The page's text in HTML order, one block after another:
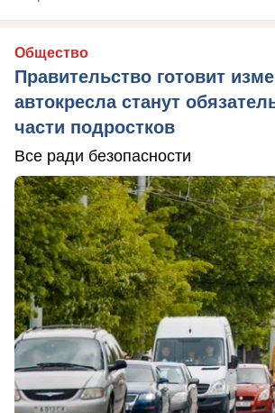
Общество
Правительство готовит
автокресла станут
части подростков
Все ради безопасности